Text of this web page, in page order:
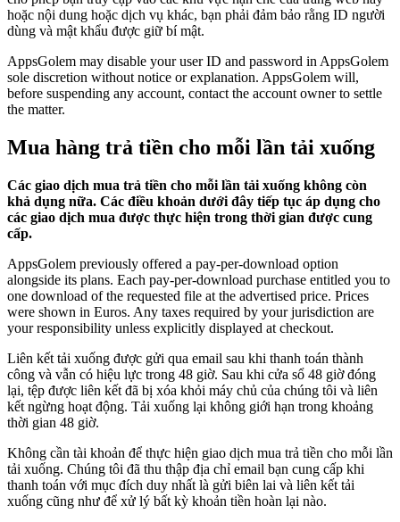
hoặc nội dung hoặc dịch vụ khác, bạn phải đảm bảo rằng ID người
dùng và mật khẩu được giữ bí mật.
AppsGolem may disable your user ID and password in AppsGolem
sole discretion without notice or explanation. AppsGolem will,
before suspending any account, contact the account owner to settle
the matter.
Mua hàng trả tiền cho mỗi lần tải xuống
Các giao dịch mua trả tiền cho mỗi lần tải xuống không còn
khả dụng nữa. Các điều khoản dưới đây tiếp tục áp dụng cho
các giao dịch mua được thực hiện trong thời gian được cung
cấp.
AppsGolem previously offered a pay-per-download option
alongside its plans. Each pay-per-download purchase entitled you to
one download of the requested file at the advertised price. Prices
were shown in Euros. Any taxes required by your jurisdiction are
your responsibility unless explicitly displayed at checkout.
Liên kết tải xuống được gửi qua email sau khi thanh toán thành
công và vẫn có hiệu lực trong 48 giờ. Sau khi cửa sổ 48 giờ đóng
lại, tệp được liên kết đã bị xóa khỏi máy chủ của chúng tôi và liên
kết ngừng hoạt động. Tải xuống lại không giới hạn trong khoảng
thời gian 48 giờ.
Không cần tài khoản để thực hiện giao dịch mua trả tiền cho mỗi lần
tải xuống. Chúng tôi đã thu thập địa chỉ email bạn cung cấp khi
thanh toán với mục đích duy nhất là gửi biên lai và liên kết tải
xuống cũng như để xử lý bất kỳ khoản tiền hoàn lại nào.